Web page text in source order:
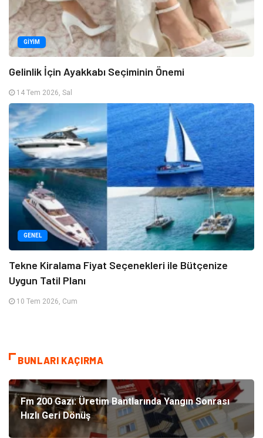
GIYIM
Gelinlik İçin Ayakkabı Seçiminin Önemi
14 Tem 2026, Sal
GENEL
Tekne Kiralama Fiyat Seçenekleri ile Bütçenize
Uygun Tatil Planı
10 Tem 2026, Cum
BUNLARI KAÇIRMA
Fm 200 Gazı: Üretim Bantlarında Yangın Sonrası
Hızlı Geri Dönüş